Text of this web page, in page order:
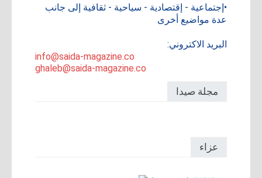
•إجتماعية - إقتصادية - سياحية - ثقافية إلى جانب
عدة مواضيع أخرى
البريد الاكتروني:
info@saida-magazine.co
ghaleb@saida-magazine.co
مجلة صيدا
عزاء